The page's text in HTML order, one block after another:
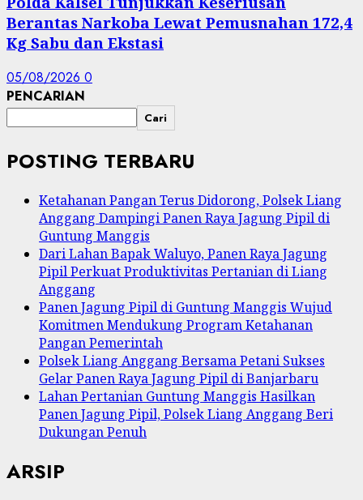
Berantas Narkoba Lewat Pemusnahan 172,4
Kg Sabu dan Ekstasi
05/08/2026 0
PENCARIAN
Cari
POSTING TERBARU
Ketahanan Pangan Terus Didorong, Polsek Liang
Anggang Dampingi Panen Raya Jagung Pipil di
Guntung Manggis
Dari Lahan Bapak Waluyo, Panen Raya Jagung
Pipil Perkuat Produktivitas Pertanian di Liang
Anggang
Panen Jagung Pipil di Guntung Manggis Wujud
Komitmen Mendukung Program Ketahanan
Pangan Pemerintah
Polsek Liang Anggang Bersama Petani Sukses
Gelar Panen Raya Jagung Pipil di Banjarbaru
Lahan Pertanian Guntung Manggis Hasilkan
Panen Jagung Pipil, Polsek Liang Anggang Beri
Dukungan Penuh
ARSIP